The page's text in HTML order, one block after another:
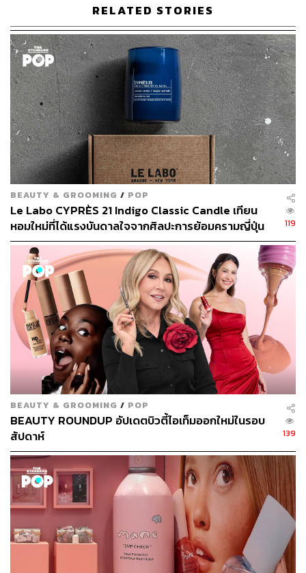
RELATED STORIES
BEAUTY & GROOMING / POP
Le Labo CYPRÈS 21 Indigo Classic Candle เทียน
หอมใหม่ที่ได้แรงบันดาลใจจากศิลปะการย้อมครามญี่ปุ่น
119
BEAUTY & GROOMING / POP
BEAUTY ROUNDUP อัปเดตบิวตี้ไอเท็มออกใหม่ในรอบ
สัปดาห์
139